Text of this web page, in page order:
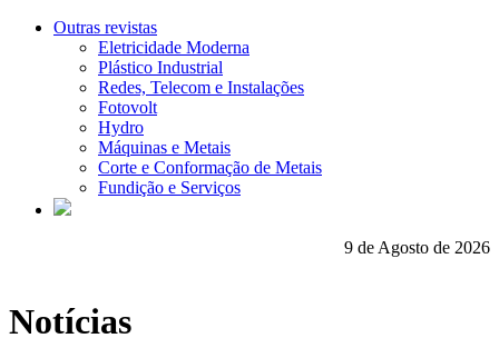
Outras revistas
Eletricidade Moderna
Plástico Industrial
Redes, Telecom e Instalações
Fotovolt
Hydro
Máquinas e Metais
Corte e Conformação de Metais
Fundição e Serviços
9 de Agosto de 2026
Notícias